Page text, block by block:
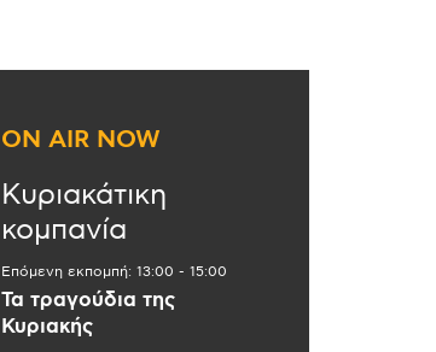
ON AIR NOW
Κυριακάτικη
κομπανία
Επόμενη εκπομπή: 13:00 - 15:00
Τα τραγούδια της
Κυριακής